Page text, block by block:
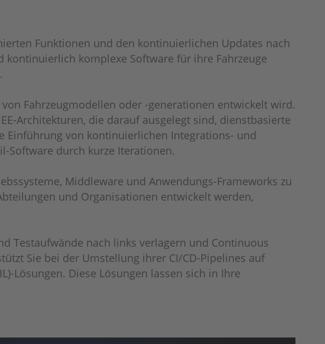
Funktionen und den kontinuierlichen Updates nach
komplexe Software für ihre Fahrzeuge
Fahrzeugmodellen oder -generationen entwickelt wird.
Architekturen, die darauf ausgelegt sind, dienstbasierte
Einführung von kontinuierlichen Integrations- und
Software durch kurze Iterationen.
Middleware und Anwendungs-Frameworks zu
und Organisationen entwickelt werden,
Testaufwände nach links verlagern und Continuous
Sie bei der Umstellung ihrer CI/CD-Pipelines auf
Lösungen. Diese Lösungen lassen sich in Ihre